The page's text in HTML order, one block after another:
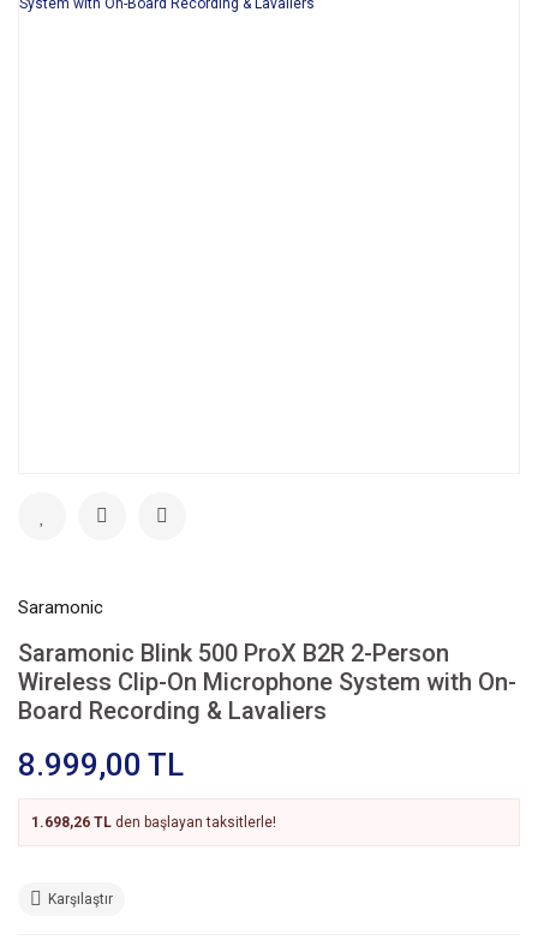
Saramonic
Saramonic Blink 500 ProX B2R 2-Person
Wireless Clip-On Microphone System with On-
Board Recording & Lavaliers
8.999,00 TL
1.698,26 TL den başlayan taksitlerle!
Karşılaştır